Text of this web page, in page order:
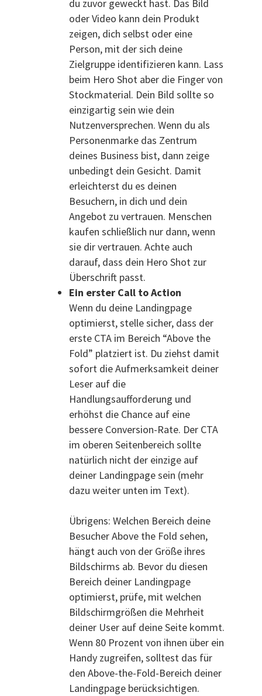
du zuvor geweckt hast. Das Bild
oder Video kann dein Produkt
zeigen, dich selbst oder eine
Person, mit der sich deine
Zielgruppe identifizieren kann. Lass
beim Hero Shot aber die Finger von
Stockmaterial. Dein Bild sollte so
einzigartig sein wie dein
Nutzenversprechen. Wenn du als
Personenmarke das Zentrum
deines Business bist, dann zeige
unbedingt dein Gesicht. Damit
erleichterst du es deinen
Besuchern, in dich und dein
Angebot zu vertrauen. Menschen
kaufen schließlich nur dann, wenn
sie dir vertrauen. Achte auch
darauf, dass dein Hero Shot zur
Überschrift passt.
Ein erster Call to Action
Wenn du deine Landingpage
optimierst, stelle sicher, dass der
erste CTA im Bereich “Above the
Fold” platziert ist. Du ziehst damit
sofort die Aufmerksamkeit deiner
Leser auf die
Handlungsaufforderung und
erhöhst die Chance auf eine
bessere Conversion-Rate. Der CTA
im oberen Seitenbereich sollte
natürlich nicht der einzige auf
deiner Landingpage sein (mehr
dazu weiter unten im Text).
Übrigens: Welchen Bereich deine
Besucher Above the Fold sehen,
hängt auch von der Größe ihres
Bildschirms ab. Bevor du diesen
Bereich deiner Landingpage
optimierst, prüfe, mit welchen
Bildschirmgrößen die Mehrheit
deiner User auf deine Seite kommt.
Wenn 80 Prozent von ihnen über ein
Handy zugreifen, solltest das für
den Above-the-Fold-Bereich deiner
Landingpage berücksichtigen.